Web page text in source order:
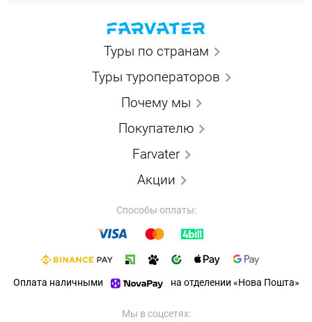
Туры по странам
Туры туроператоров
Почему мы
Покупателю
Farvater
Акции
Способы оплаты:
Оплата наличными на отделении «Нова Пошта»
Мы в соцсетях: